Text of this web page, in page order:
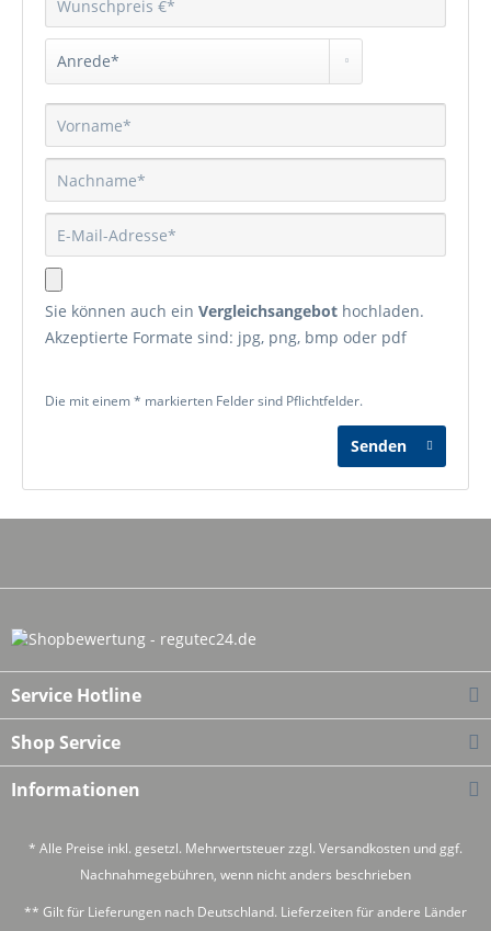
Sie können auch ein Vergleichsangebot hochladen.
Akzeptierte Formate sind: jpg, png, bmp oder pdf
Die mit einem * markierten Felder sind Pflichtfelder.
Senden
Service Hotline
Shop Service
Informationen
* Alle Preise inkl. gesetzl. Mehrwertsteuer zzgl. Versandkosten und ggf.
Nachnahmegebühren, wenn nicht anders beschrieben
** Gilt für Lieferungen nach Deutschland. Lieferzeiten für andere Länder